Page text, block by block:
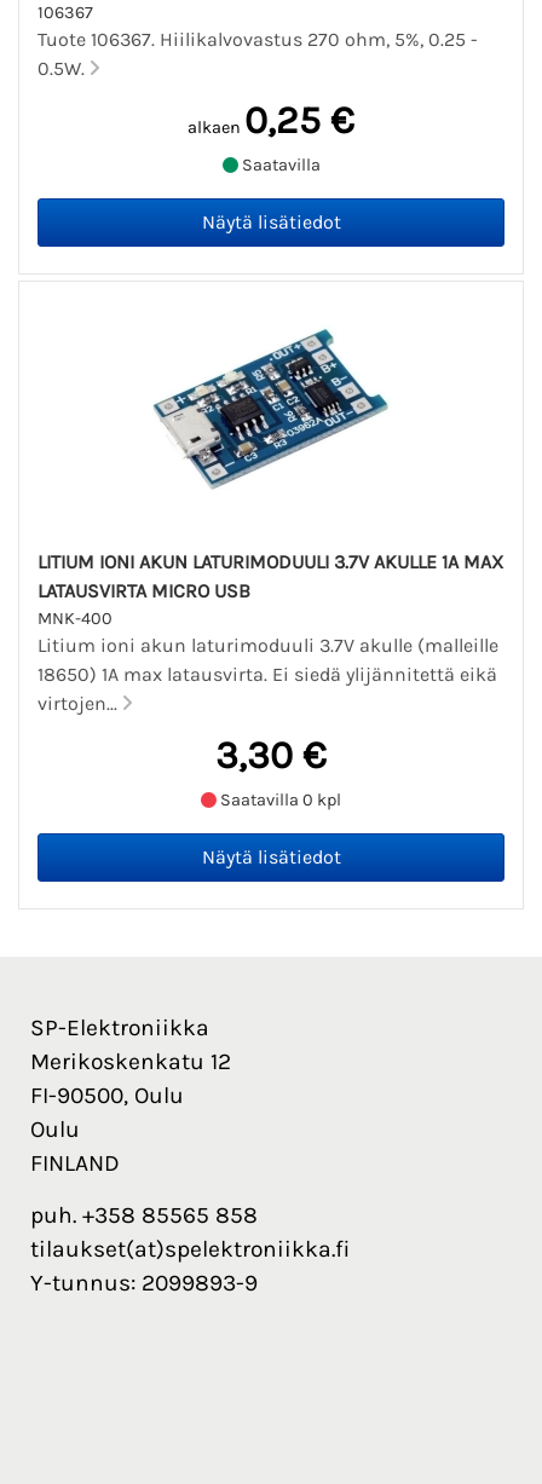
106367
Tuote 106367. Hiilikalvovastus 270 ohm, 5%, 0.25 -
0.5W.
alkaen 0,25 €
Saatavilla
LITIUM IONI AKUN LATURIMODUULI 3.7V AKULLE 1A MAX
LATAUSVIRTA MICRO USB
MNK-400
Litium ioni akun laturimoduuli 3.7V akulle (malleille
18650) 1A max latausvirta. Ei siedä ylijännitettä eikä
virtojen...
3,30 €
Saatavilla 0 kpl
SP-Elektroniikka
Merikoskenkatu 12
FI-90500, Oulu
Oulu
FINLAND
puh. +358 85565 858
tilaukset(at)spelektroniikka.fi
Y-tunnus: 2099893-9